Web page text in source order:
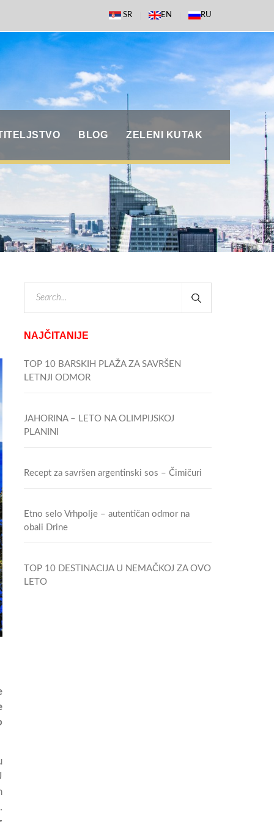
SR EN RU
BLOG ZELENI KUTAK
NAJČITANIJE
TOP 10 BARSKIH PLAŽA ZA SAVRŠEN
LETNJI ODMOR
JAHORINA – LETO NA OLIMPIJSKOJ
PLANINI
Recept za savršen argentinski sos – Čimičuri
Etno selo Vrhpolje – autentičan odmor na
obali Drine
TOP 10 DESTINACIJA U NEMAČKOJ ZA OVO
LETO